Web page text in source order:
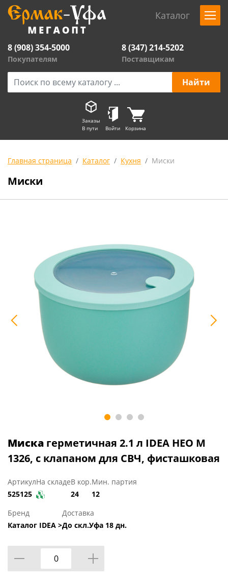
Каталог
8 (908) 354-5000
Покупателям
8 (347) 214-5202
Поставщикам
Заказы
В пути
Войти Корзина
Главная страница Каталог Кухня Миски
Миски
Миска герметичная 2.1 л IDEA НЕО М
1326, с клапаном для СВЧ, фисташковая
Артикул
525125
На складеВ кор.
24
Мин. партия
12
Бренд
Каталог IDEA >
Доставка
До скл.Уфа 18 дн.